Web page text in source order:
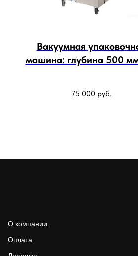
Вакуумная
машина: глубина 500 мм
75 000 руб.
О компании
Оплата